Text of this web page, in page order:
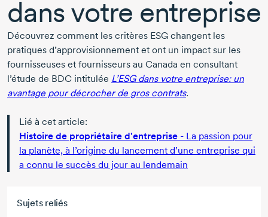
Sujets reliés
dans votre entreprise
Découvrez comment les critères ESG changent les
pratiques d’approvisionnement et ont un impact sur les
fournisseuses et fournisseurs au Canada en consultant
l’étude de BDC intitulée L’ESG dans votre entreprise: un
avantage pour décrocher de gros contrats.
Lié à cet article:
Histoire de propriétaire d'entreprise - La passion pour
la planète, à l’origine du lancement d’une entreprise qui
a connu le succès du jour au lendemain